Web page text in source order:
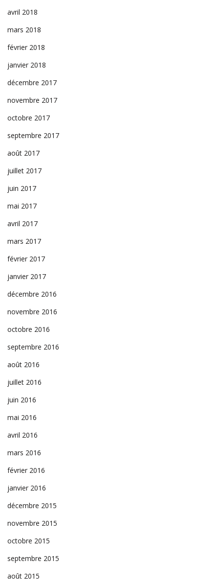
avril 2018
mars 2018
février 2018
janvier 2018
décembre 2017
novembre 2017
octobre 2017
septembre 2017
août 2017
juillet 2017
juin 2017
mai 2017
avril 2017
mars 2017
février 2017
janvier 2017
décembre 2016
novembre 2016
octobre 2016
septembre 2016
août 2016
juillet 2016
juin 2016
mai 2016
avril 2016
mars 2016
février 2016
janvier 2016
décembre 2015
novembre 2015
octobre 2015
septembre 2015
août 2015